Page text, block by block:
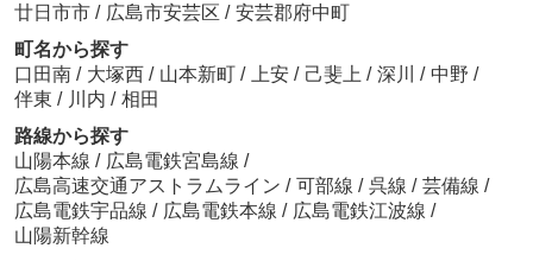
廿日市市 / 広島市安芸区 / 安芸郡府中町
町名から探す
口田南 / 大塚西 / 山本新町 / 上安 / 己斐上 / 深川 / 中野 /
伴東 / 川内 / 相田
路線から探す
山陽本線 / 広島電鉄宮島線 /
広島高速交通アストラムライン / 可部線 / 呉線 / 芸備線 /
広島電鉄宇品線 / 広島電鉄本線 / 広島電鉄江波線 /
山陽新幹線